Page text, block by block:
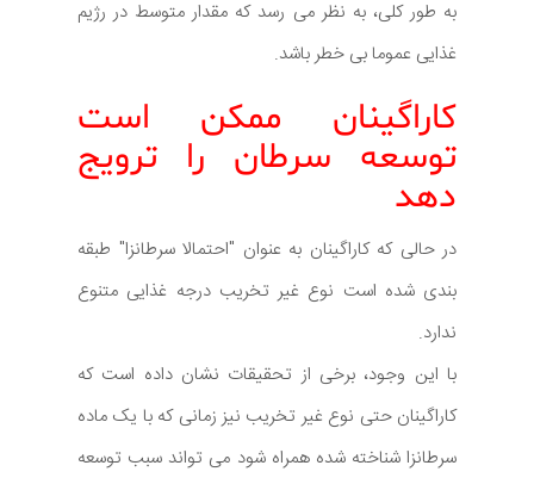
به طور کلی، به نظر می رسد که مقدار متوسط در رژیم
غذایی عموما بی خطر باشد.
کاراگینان ممکن است
توسعه سرطان را ترویج
دهد
در حالی که کاراگینان به عنوان "احتمالا سرطانزا" طبقه
بندی شده است نوع غیر تخریب درجه غذایی متنوع
ندارد.
با این وجود، برخی از تحقیقات نشان داده است که
کاراگینان حتی نوع غیر تخریب نیز زمانی که با یک ماده
سرطانزا شناخته شده همراه شود می تواند سبب توسعه